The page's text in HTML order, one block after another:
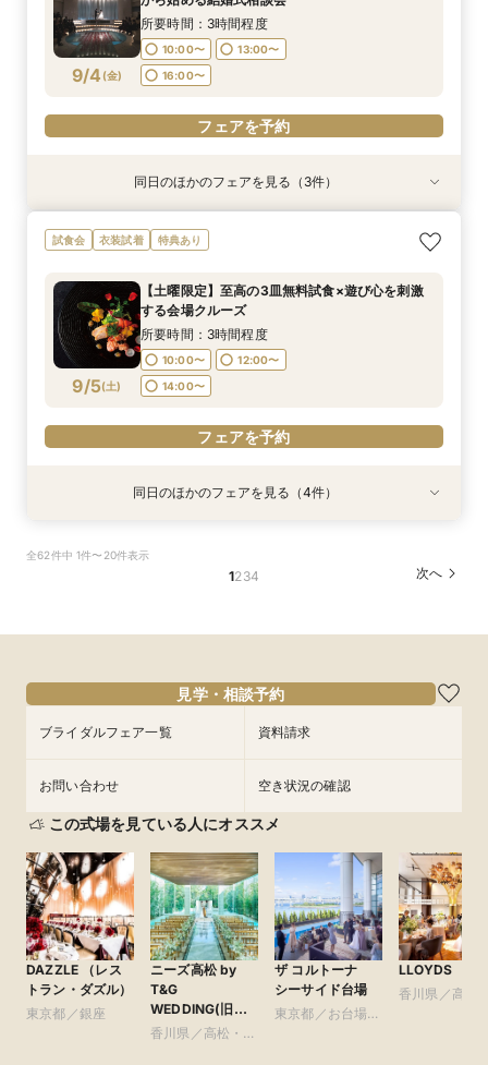
9/3(木)
18:00〜
フェアを予約
9/3(木)
16:00〜
フェアを予約
9/3(木)
16:00〜
フェアを予約
9/4 (金)
所要時間：3時間程度
10:00〜
13:00〜
16:00〜
フェアを予約
9/4(金)
【30名様以下のシンプルW】和洋3挙式場×少人
数専用ホール見学
10:00〜
13:00〜
16:00〜
フェアを予約
9/4(金)
【自宅＆スマホでＯＫ】オンライン相談会★まず
は気軽に♪
11:00〜
14:00〜
18:00〜
フェアを予約
9/4(金)
結婚式をもっと気軽＆自由に☆会費制パーティー
相談会☆
10:00〜
13:00〜
16:00〜
フェアを予約
同日のほかのフェアを見る（3件）
試食会 衣装試着 特典あり
9/5(土)
【土曜限定】至高の3皿無料試食×遊び心を刺激
する会場クルーズ
所要時間：3時間程度
10:00〜
12:00〜
14:00〜
フェアを予約
9/5
数専用ホール見学
フェアを予約
9/5
は気軽に♪
フェアを予約
9/5
相談会☆
フェアを予約
特典あり
9/5
から始める結婚式相談会
フェアを予約
同日のほかのフェアを見る（4件）
全62件中 1件〜20件表示
1234 次へ
見学・相談予約
ブライダルフェア一覧 資料請求
お問い合わせ 空き状況の確認
この式場を見ている人にオススメ
DAZZLE （レス
トラン・ダズル）
東京都／銀座
ニーズ高松 by
T&G
WEDDING(旧
アーヴェリール迎
香川県／高松・東
ザ コルトーナ
シーサイド台場
東京都／お台場・
LLOYDS
香川県／高松